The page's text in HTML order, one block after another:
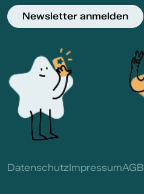
Newsletter anmelden
DatenschutzImpressumAGB